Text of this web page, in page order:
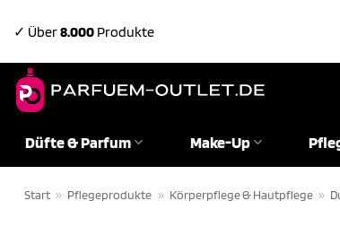
Inhalt
springen
✓ Über8.000 Produkte
Düfte & Parfum Make-Up
Start » Pflegeprodukte » Körperpflege & Hautpflege »